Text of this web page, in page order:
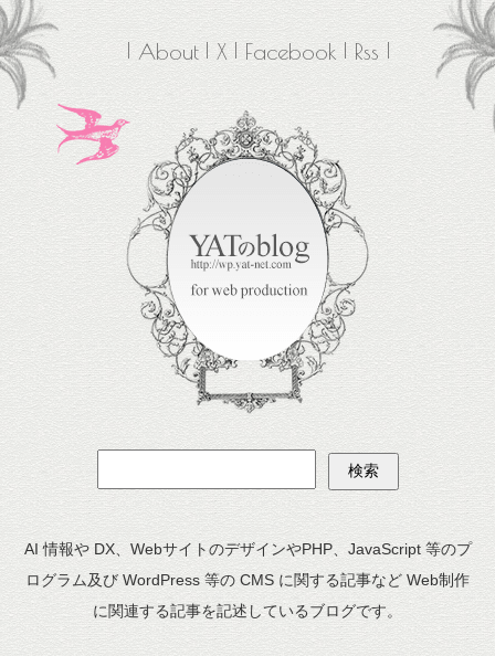
About X Facebook Rss
AI 情報や DX、WebサイトのデザインやPHP、JavaScript 等のプ
ログラム及び WordPress 等の CMS に関する記事など Web制作
に関連する記事を記述しているブログです。